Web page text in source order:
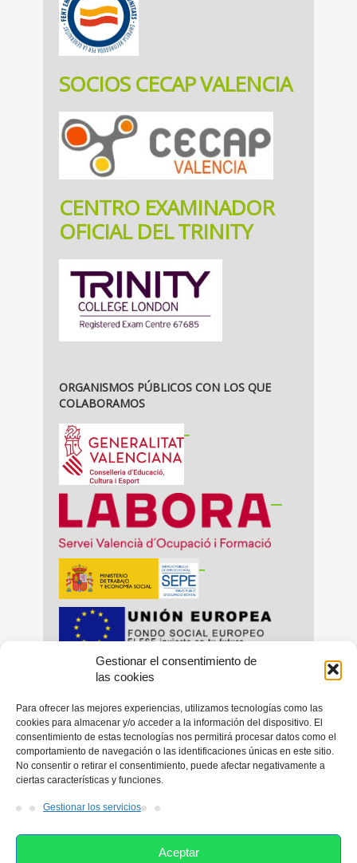
Gestionar el consentimiento de
las cookies
Para ofrecer las mejores experiencias, utilizamos tecnologías como las
cookies para almacenar y/o acceder a la información del dispositivo. El
consentimiento de estas tecnologías nos permitirá procesar datos como el
comportamiento de navegación o las identificaciones únicas en este sitio.
No consentir o retirar el consentimiento, puede afectar negativamente a
ciertas características y funciones.
Gestionar los servicios
Aceptar
SOCIOS CECAP VALENCIA
CENTRO EXAMINADOR
OFICIAL DEL TRINITY
ORGANISMOS PÚBLICOS CON LOS QUE
COLABORAMOS
_ _
_